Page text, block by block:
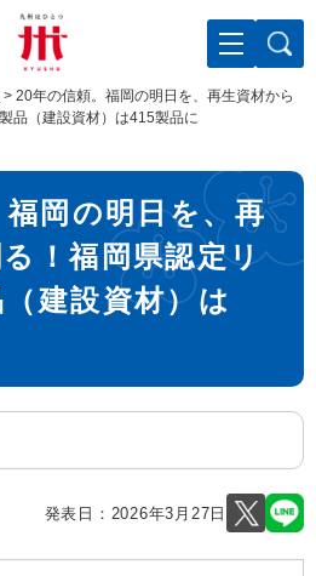
> 20年の信頼。福岡の明日を、再生資材から
品（建設資材）は415製品に
岡の明日を、再
！福岡県認定リ
建設資材）は
発表日： 2026年3月27日